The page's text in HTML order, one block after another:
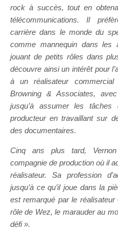
rock à succès, tout en
télécommunications. Il
carrière dans le monde du
comme mannequin dans les
jouant de petits rôles dans
découvre ainsi un intérêt pour
à un réalisateur commercial
Browning & Associates,
jusqu’à assumer les tâches
producteur en travaillant sur
des documentaires.
Cinq ans plus tard,
compagnie de production où il
réalisateur. Sa profession
jusqu’à ce qu’il joue dans la
est remarqué par le
rôle de Wez, le marauder au
défi ».